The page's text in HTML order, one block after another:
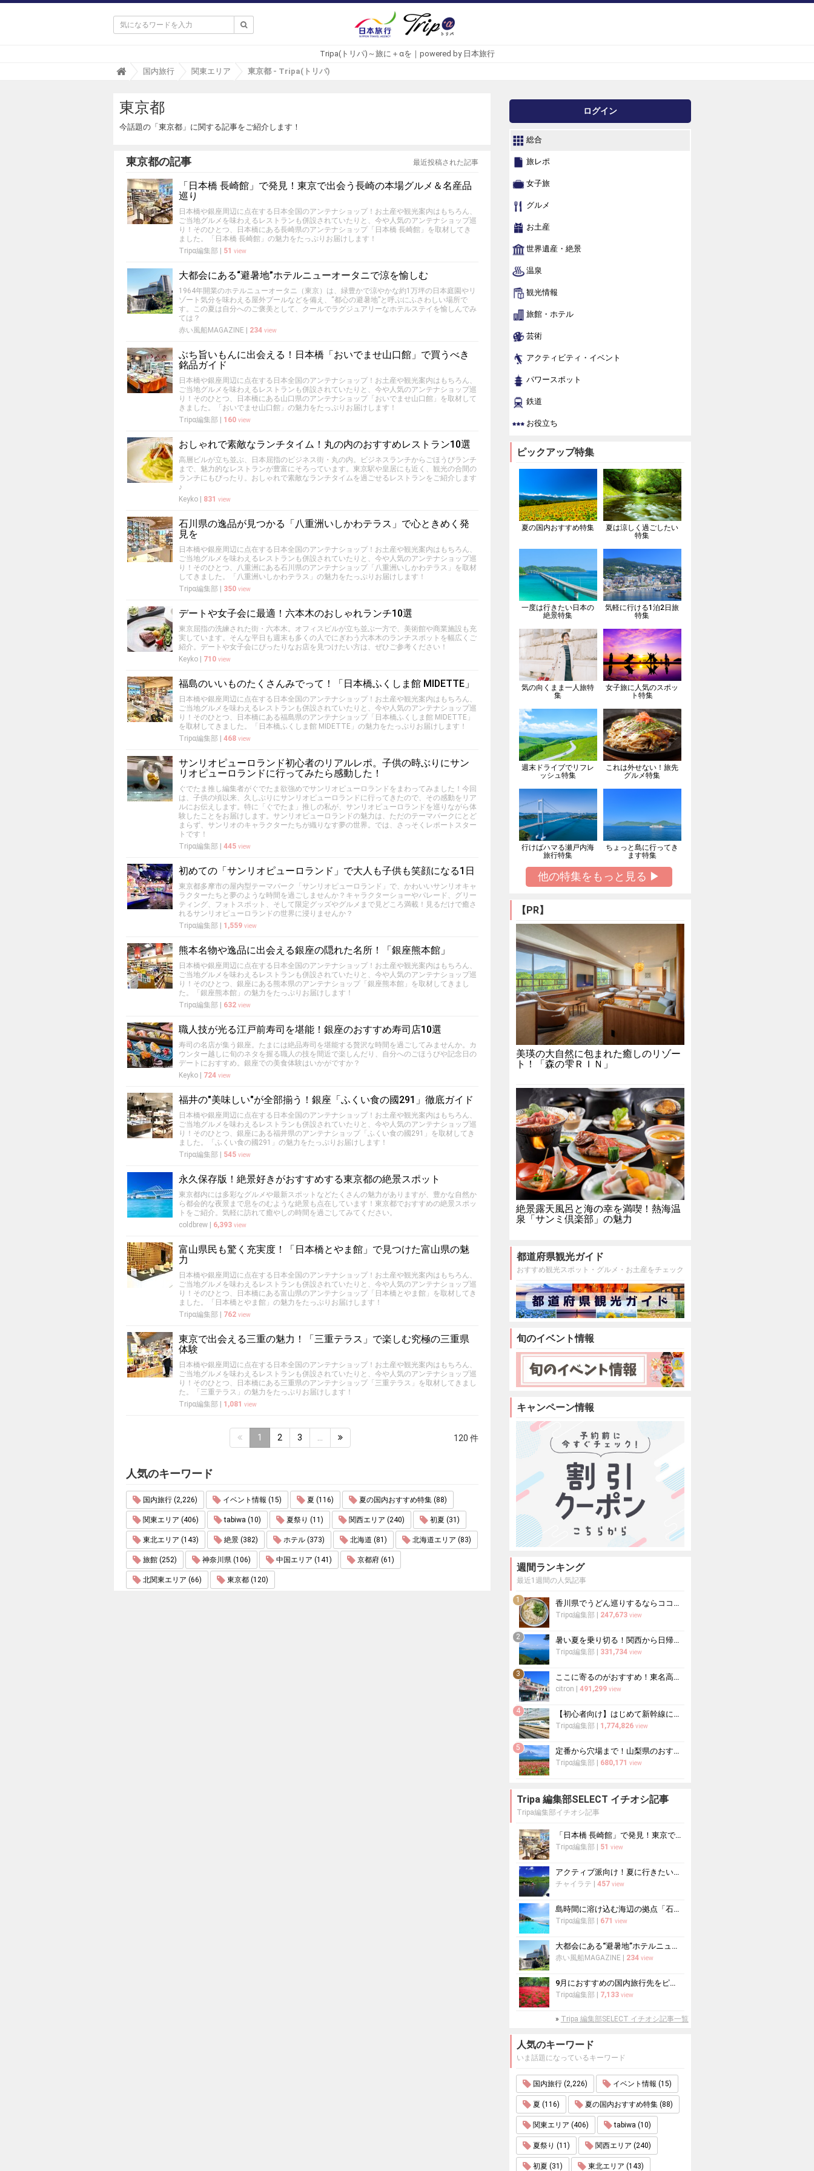
Tripa(トリパ)～旅に＋αを｜powered by 日本旅行
T
p
a
(
パ
)
国内旅行 関東エリア 東京都 - Tripa(トリパ)
東京都
今話題の「東京都」に関する記事をご紹介します！
東京都の記事 最近投稿された記事
「日本橋 長崎館」で発見！東京で出会う長崎の本場グルメ＆名産品
巡り
日本橋や銀座周辺に点在する日本全国のアンテナショップ！お土産や観光案内はもちろん、
ご当地グルメを味わえるレストランも併設されていたりと、今や人気のアンテナショップ巡
り！そのひとつ、日本橋にある長崎県のアンテナショップ「日本橋 長崎館」を取材してき
ました。「日本橋 長崎館」の魅力をたっぷりお届けします！
Tripα編集部
51 view
大都会にある“避暑地”ホテルニューオータニで涼を愉しむ
1964年開業のホテルニューオータニ（東京）は、緑豊かで涼やかな約1万坪の日本庭園やリ
ゾート気分を味わえる屋外プールなどを備え、“都心の避暑地”と呼ぶにふさわしい場所で
す。この夏は自分へのご褒美として、クールでラグジュアリーなホテルステイを愉しんでみ
ては？
赤い風船MAGAZINE
234 view
ぶち旨いもんに出会える！日本橋「おいでませ山口館」で買うべき
銘品ガイド
日本橋や銀座周辺に点在する日本全国のアンテナショップ！お土産や観光案内はもちろん、
ご当地グルメを味わえるレストランも併設されていたりと、今や人気のアンテナショップ巡
り！そのひとつ、日本橋にある山口県のアンテナショップ「おいでませ山口館」を取材して
きました。「おいでませ山口館」の魅力をたっぷりお届けします！
Tripα編集部
160 view
おしゃれで素敵なランチタイム！丸の内のおすすめレストラン10選
高層ビルが立ち並ぶ、日本屈指のビジネス街・丸の内。ビジネスランチからごほうびランチ
まで、魅力的なレストランが豊富にそろっています。東京駅や皇居にも近く、観光の合間の
ランチにもぴったり。おしゃれで素敵なランチタイムを過ごせるレストランをご紹介します
♪
Keyko
831 view
石川県の逸品が見つかる「八重洲いしかわテラス」で心ときめく発
見を
日本橋や銀座周辺に点在する日本全国のアンテナショップ！お土産や観光案内はもちろん、
ご当地グルメを味わえるレストランも併設されていたりと、今や人気のアンテナショップ巡
り！そのひとつ、八重洲にある石川県のアンテナショップ「八重洲いしかわテラス」を取材
してきました。「八重洲いしかわテラス」の魅力をたっぷりお届けします！
Tripα編集部
350 view
デートや女子会に最適！六本木のおしゃれランチ10選
東京屈指の洗練された街・六本木。オフィスビルが立ち並ぶ一方で、美術館や商業施設も充
実しています。そんな平日も週末も多くの人でにぎわう六本木のランチスポットを幅広くご
紹介。デートや女子会にぴったりなお店を見つけたい方は、ぜひご参考ください！
Keyko
710 view
福島のいいものたくさんみでって！「日本橋ふくしま館 MIDETTE」
日本橋や銀座周辺に点在する日本全国のアンテナショップ！お土産や観光案内はもちろん、
ご当地グルメを味わえるレストランも併設されていたりと、今や人気のアンテナショップ巡
り！そのひとつ、日本橋にある福島県のアンテナショップ「日本橋ふくしま館 MIDETTE」
を取材してきました。「日本橋ふくしま館 MIDETTE」の魅力をたっぷりお届けします！
Tripα編集部
468 view
サンリオピューロランド初心者のリアルレポ。子供の時ぶりにサン
リオピューロランドに行ってみたら感動した！
ぐでたま推し編集者がぐでたま欲強めでサンリオピューロランドをまわってみました！今回
は、子供の頃以来、久しぶりにサンリオピューロランドに行ってきたので、その感動をリア
ルにお伝えします。特に「ぐでたま」推しの私が、サンリオピューロランドを巡りながら体
験したことをお届けします。サンリオピューロランドの魅力は、ただのテーマパークにとど
まらず、サンリオのキャラクターたちが織りなす夢の世界。では、さっそくレポートスター
トです！
Tripα編集部
445 view
初めての「サンリオピューロランド」で大人も子供も笑顔になる1日
東京都多摩市の屋内型テーマパーク「サンリオピューロランド」で、かわいいサンリオキャ
ラクターたちと夢のような時間を過ごしませんか？キャラクターショーやパレード、グリー
ティング、フォトスポット、そして限定グッズやグルメまで見どころ満載！見るだけで癒さ
れるサンリオピューロランドの世界に浸りませんか？
Tripα編集部
1,559 view
熊本名物や逸品に出会える銀座の隠れた名所！「銀座熊本館」
日本橋や銀座周辺に点在する日本全国のアンテナショップ！お土産や観光案内はもちろん、
ご当地グルメを味わえるレストランも併設されていたりと、今や人気のアンテナショップ巡
り！そのひとつ、銀座にある熊本県のアンテナショップ「銀座熊本館」を取材してきまし
た。「銀座熊本館」の魅力をたっぷりお届けします！
Tripα編集部
632 view
職人技が光る江戸前寿司を堪能！銀座のおすすめ寿司店10選
寿司の名店が集う銀座。たまには絶品寿司を堪能する贅沢な時間を過ごしてみませんか。カ
ウンター越しに旬のネタを握る職人の技を間近で楽しんだり、自分へのごほうびや記念日の
デートにおすすめ。銀座での美食体験はいかがですか？
Keyko
724 view
福井の"美味しい"が全部揃う！銀座「ふくい食の國291」徹底ガイド
日本橋や銀座周辺に点在する日本全国のアンテナショップ！お土産や観光案内はもちろん、
ご当地グルメを味わえるレストランも併設されていたりと、今や人気のアンテナショップ巡
り！そのひとつ、銀座にある福井県のアンテナショップ「ふくい食の國291」を取材してき
ました。「ふくい食の國291」の魅力をたっぷりお届けします！
Tripα編集部
545 view
永久保存版！絶景好きがおすすめする東京都の絶景スポット
東京都内には多彩なグルメや最新スポットなどたくさんの魅力がありますが、豊かな自然か
ら都会的な夜景まで息をのむような絶景も点在しています！東京都でおすすめの絶景スポッ
トをご紹介。気軽に訪れて癒やしの時間を過ごしてみてください。
coldbrew
6,393 view
富山県民も驚く充実度！「日本橋とやま館」で見つけた富山県の魅
力
日本橋や銀座周辺に点在する日本全国のアンテナショップ！お土産や観光案内はもちろん、
ご当地グルメを味わえるレストランも併設されていたりと、今や人気のアンテナショップ巡
り！そのひとつ、日本橋にある富山県のアンテナショップ「日本橋とやま館」を取材してき
ました。「日本橋とやま館」の魅力をたっぷりお届けします！
Tripα編集部
762 view
東京で出会える三重の魅力！「三重テラス」で楽しむ究極の三重県
体験
日本橋や銀座周辺に点在する日本全国のアンテナショップ！お土産や観光案内はもちろん、
ご当地グルメを味わえるレストランも併設されていたりと、今や人気のアンテナショップ巡
り！そのひとつ、日本橋にある三重県のアンテナショップ「三重テラス」を取材してきまし
た。「三重テラス」の魅力をたっぷりお届けします！
Tripα編集部
1,081 view
120 件
1 2 3
人気のキーワード
国内旅行 (2,226) イベント情報 (15) 夏 (116) 夏の国内おすすめ特集 (88)
関東エリア (406) tabiwa (10) 夏祭り (11) 関西エリア (240) 初夏 (31)
東北エリア (143) 絶景 (382) ホテル (373) 北海道 (81) 北海道エリア (83)
旅館 (252) 神奈川県 (106) 中国エリア (141) 京都府 (61)
北関東エリア (66) 東京都 (120)
ログイン
総合
旅レポ
女子旅
グルメ
お土産
世界遺産・絶景
温泉
観光情報
旅館・ホテル
芸術
アクティビティ・イベント
パワースポット
鉄道
お役立ち
ピックアップ特集
夏の国内おすすめ特集
夏は涼しく過ごしたい
特集
一度は行きたい日本の
絶景特集
気軽に行ける1泊2日旅
特集
気の向くまま一人旅特
集
女子旅に人気のスポッ
ト特集
週末ドライブでリフレ
ッシュ特集
これは外せない！旅先
グルメ特集
行けばハマる瀬戸内海
旅行特集
ちょっと島に行ってき
ます特集
他の特集をもっと見る ▶
【PR】
美瑛の大自然に包まれた癒しのリゾー
ト！「森の雫ＲＩＮ」
絶景露天風呂と海の幸を満喫！熱海温
泉「サンミ倶楽部」の魅力
都道府県観光ガイド
おすすめ観光スポット・グルメ・お土産をチェック
旬のイベント情報
キャンペーン情報
週間ランキング
最近1週間の人気記事
1 香川県でうどん巡りするならココ！本場の讃岐うどんの名店
Tripα編集部 247,673 view
2 暑い夏を乗り切る！関西から日帰りや1泊2日におすすめの避暑地10選
Tripα編集部 331,734 view
3 ここに寄るのがおすすめ！東名高速道路・新東名高速道路の充実のSA・PA10選
citron 491,299 view
4 【初心者向け】はじめて新幹線に乗る人必読！新幹線の乗り方をイチから徹底解説
Tripα編集部 1,774,826 view
5 定番から穴場まで！山梨県のおすすめ観光スポット37選
Tripα編集部 680,171 view
Tripa 編集部SELECT イチオシ記事
Tripa編集部イチオシ記事
「日本橋 長崎館」で発見！東京で出会う長崎の本場グルメ＆名産品巡り
Tripα編集部 51 view
アクティブ派向け！夏に行きたい世界遺産おすすめ10選
チャイラテ 457 view
島時間に溶け込む海辺の拠点「石垣島ビーチホテルサンシャイン」で心ほどけるく...
Tripα編集部 671 view
大都会にある“避暑地”ホテルニューオータニで涼を愉しむ
赤い風船MAGAZINE 234 view
9月におすすめの国内旅行先をピックアップ！山の紅葉絶景や果物狩りも
Tripα編集部 7,133 view
» Tripa 編集部SELECT イチオシ記事一覧
人気のキーワード
いま話題になっているキーワード
国内旅行 (2,226) イベント情報 (15)
夏 (116) 夏の国内おすすめ特集 (88)
関東エリア (406) tabiwa (10)
夏祭り (11) 関西エリア (240)
初夏 (31) 東北エリア (143)